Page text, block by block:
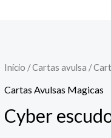
Início /Cartas avulsa /
Cartas Avulsas Magicas
Cyber